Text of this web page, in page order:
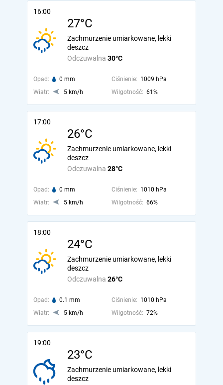
16:00
27°C
Odczuwalna 30°C
Zachmurzenie umiarkowane, lekki
deszcz
Opad: 0 mm Ciśnienie: 1009 hPa
Wiatr:
5 km/h Wilgotność: 61%
17:00
26°C
Odczuwalna 28°C
Zachmurzenie umiarkowane, lekki
deszcz
Opad: 0 mm Ciśnienie: 1010 hPa
Wiatr:
5 km/h Wilgotność: 66%
18:00
24°C
Odczuwalna 26°C
Zachmurzenie umiarkowane, lekki
deszcz
Opad: 0.1 mm Ciśnienie: 1010 hPa
Wiatr:
5 km/h Wilgotność: 72%
19:00
23°C
Zachmurzenie umiarkowane, lekki
deszcz